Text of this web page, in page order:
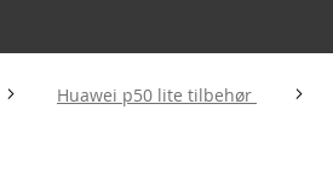
Huawei p50 lite tilbehør